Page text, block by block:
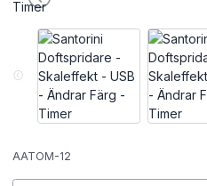
AATOM-12